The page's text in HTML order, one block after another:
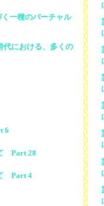
一種のバーチャル
代における、多くの
6
Part 28
Part 4